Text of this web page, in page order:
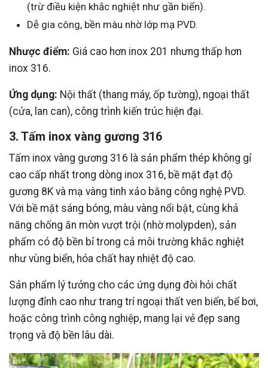
(trừ điều kiện khắc nghiệt như gần biển).
Dễ gia công, bền màu nhờ lớp mạ PVD.
Nhược điểm: Giá cao hơn inox 201 nhưng thấp hơn
inox 316.
Ứng dụng: Nội thất (thang máy, ốp tường), ngoại thất
(cửa, lan can), công trình kiến trúc hiện đại.
3. Tấm inox vàng gương 316
Tấm inox vàng gương 316 là sản phẩm thép không gỉ
cao cấp nhất trong dòng inox 316, bề mặt đạt độ
gương 8K và mạ vàng tinh xảo bằng công nghệ PVD.
Với bề mặt sáng bóng, màu vàng nổi bật, cùng khả
năng chống ăn mòn vượt trội (nhờ molypden), sản
phẩm có độ bền bỉ trong cả môi trường khắc nghiệt
như vùng biển, hóa chất hay nhiệt độ cao.
Sản phẩm lý tưởng cho các ứng dụng đòi hỏi chất
lượng đỉnh cao như trang trí ngoại thất ven biển, bể bơi,
hoặc công trình công nghiệp, mang lại vẻ đẹp sang
trọng và độ bền lâu dài.